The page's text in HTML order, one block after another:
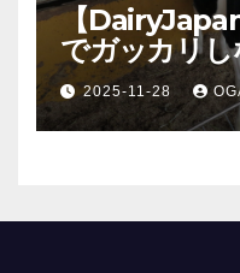
【
でガッカリ
終回！
2025-11-28